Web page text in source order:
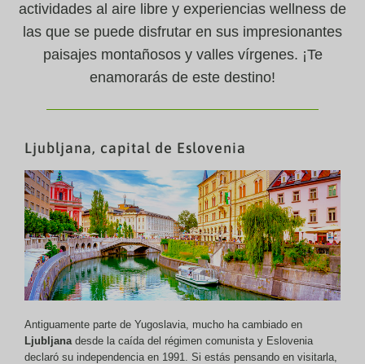
actividades al aire libre y experiencias wellness de
las que se puede disfrutar en sus impresionantes
paisajes montañosos y valles vírgenes. ¡Te
enamorarás de este destino!
Ljubljana, capital de Eslovenia
Antiguamente parte de Yugoslavia, mucho ha cambiado en
Ljubljanadesde la caída del régimen comunista y Eslovenia
declaró su independencia en 1991. Si estás pensando en visitarla,